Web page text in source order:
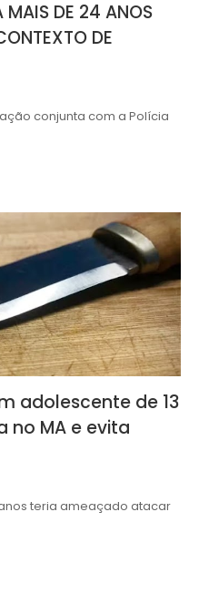
MAIS DE 24 ANOS
DE
conjunta com a Polícia
adolescente de 13
no MA e evita
teria ameaçado atacar